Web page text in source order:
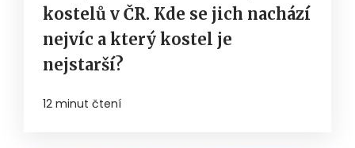
kostelů v ČR. Kde se jich nachází
nejvíc a který kostel je
nejstarší?
12 minut čtení